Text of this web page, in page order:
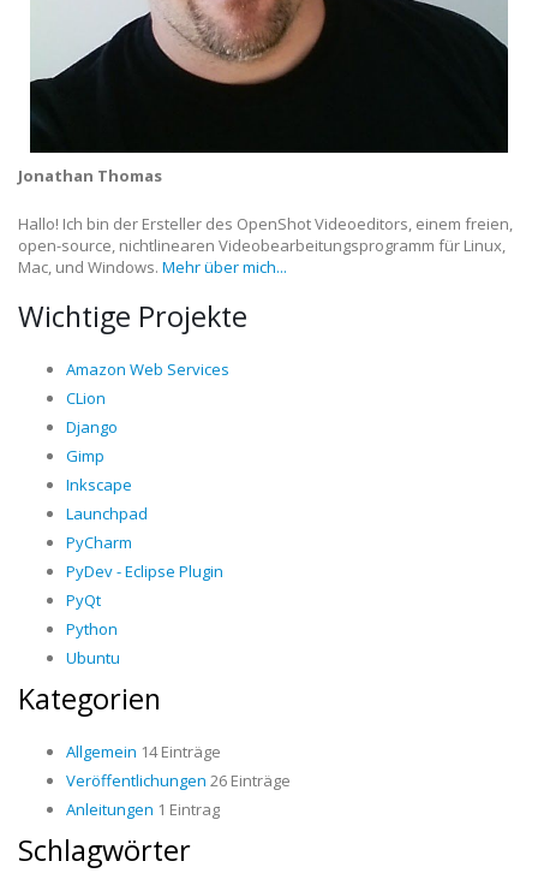
Jonathan Thomas
Hallo! Ich bin der Ersteller des OpenShot Videoeditors, einem freien,
open-source, nichtlinearen Videobearbeitungsprogramm für Linux,
Mac, und Windows. Mehr über mich...
Wichtige Projekte
Amazon Web Services
CLion
Django
Gimp
Inkscape
Launchpad
PyCharm
PyDev - Eclipse Plugin
PyQt
Python
Ubuntu
Kategorien
Allgemein 14 Einträge
Veröffentlichungen 26 Einträge
Anleitungen 1 Eintrag
Schlagwörter